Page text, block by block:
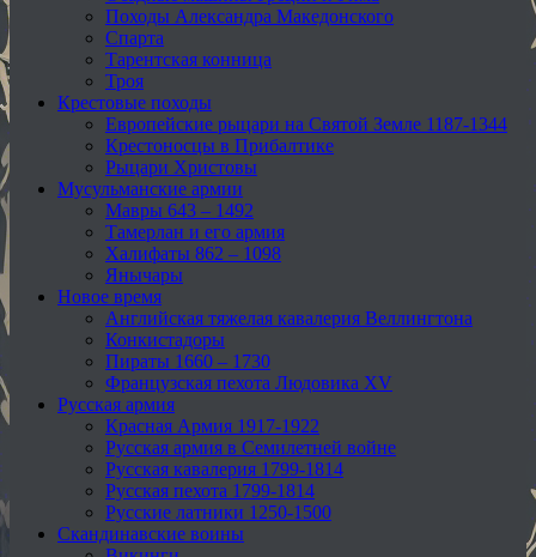
Походы Александра Македонского
Спарта
Тарентская конница
Троя
Крестовые походы
Европейские рыцари на Святой Земле 1187-1344
Крестоносцы в Прибалтике
Рыцари Христовы
Мусульманские армии
Мавры 643 – 1492
Тамерлан и его армия
Халифаты 862 – 1098
Янычары
Новое время
Английская тяжелая кавалерия Веллингтона
Конкистадоры
Пираты 1660 – 1730
Французская пехота Людовика XV
Русская армия
Красная Армия 1917-1922
Русская армия в Семилетней войне
Русская кавалерия 1799-1814
Русская пехота 1799-1814
Русские латники 1250-1500
Скандинавские воины